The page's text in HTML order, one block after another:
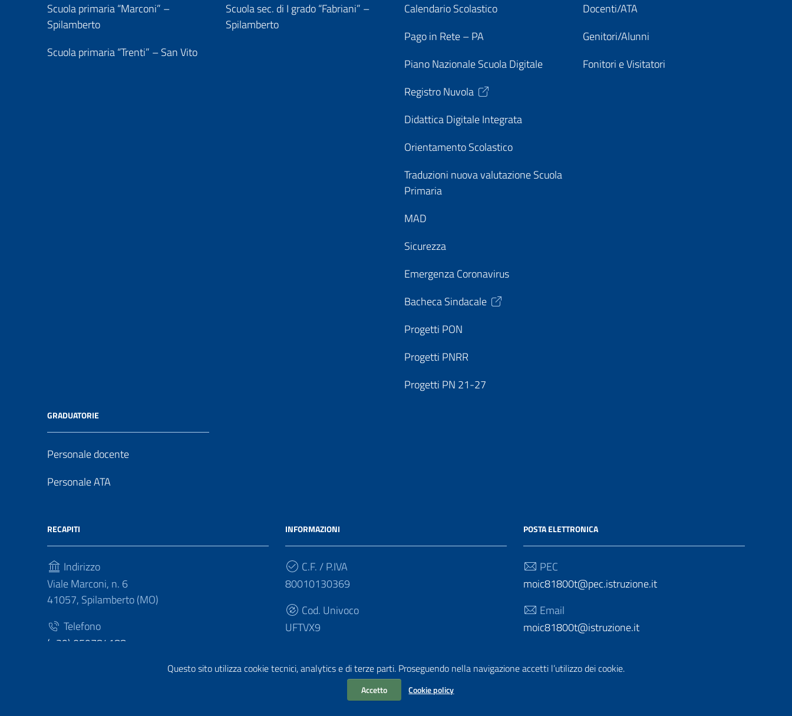
Questo sito utilizza cookie tecnici, analytics e di terze parti. Proseguendo nella navigazione accetti l’utilizzo dei cookie.
Accetto Cookie policy
Scuola primaria “Marconi” –
Spilamberto
Scuola primaria “Trenti” – San Vito
Scuola sec. di I grado “Fabriani” –
Spilamberto
Calendario Scolastico
Pago in Rete – PA
Piano Nazionale Scuola Digitale
Registro Nuvola
Didattica Digitale Integrata
Orientamento Scolastico
Traduzioni nuova valutazione Scuola
Primaria
MAD
Sicurezza
Emergenza Coronavirus
Bacheca Sindacale
Progetti PON
Progetti PNRR
Progetti PN 21-27
Docenti/ATA
Genitori/Alunni
Fonitori e Visitatori
GRADUATORIE
Personale docente
Personale ATA
RECAPITI
Indirizzo
Viale Marconi, n. 6
41057, Spilamberto (MO)
Telefono
(+39) 059784188
INFORMAZIONI
C.F. / P.IVA
80010130369
Cod. Univoco
UFTVX9
POSTA ELETTRONICA
PEC
moic81800t@pec.istruzione.it
Email
moic81800t@istruzione.it